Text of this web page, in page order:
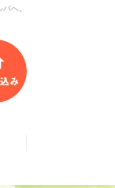
へ。
日・祝